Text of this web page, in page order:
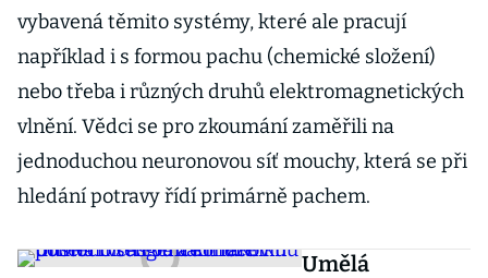
vybavená těmito systémy, které ale pracují
například i s formou pachu (chemické složení)
nebo třeba i různých druhů elektromagnetických
vlnění. Vědci se pro zkoumání zaměřili na
jednoduchou neuronovou síť mouchy, která se při
hledání potravy řídí primárně pachem.
Umělá